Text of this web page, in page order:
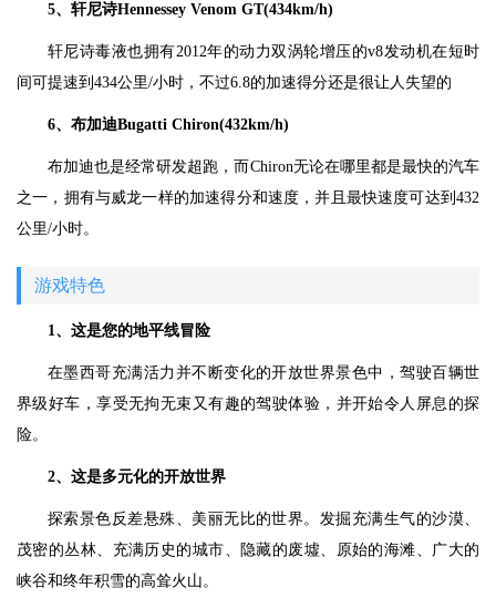
5、轩尼诗Hennessey Venom GT(434km/h)
轩尼诗毒液也拥有2012年的动力双涡轮增压的v8发动机在短时
间可提速到434公里/小时，不过6.8的加速得分还是很让人失望的
6、布加迪Bugatti Chiron(432km/h)
布加迪也是经常研发超跑，而Chiron无论在哪里都是最快的汽车
之一，拥有与威龙一样的加速得分和速度，并且最快速度可达到432
公里/小时。
游戏特色
1、这是您的地平线冒险
在墨西哥充满活力并不断变化的开放世界景色中，驾驶百辆世
界级好车，享受无拘无束又有趣的驾驶体验，并开始令人屏息的探
险。
2、这是多元化的开放世界
探索景色反差悬殊、美丽无比的世界。发掘充满生气的沙漠、
茂密的丛林、充满历史的城市、隐藏的废墟、原始的海滩、广大的
峡谷和终年积雪的高耸火山。